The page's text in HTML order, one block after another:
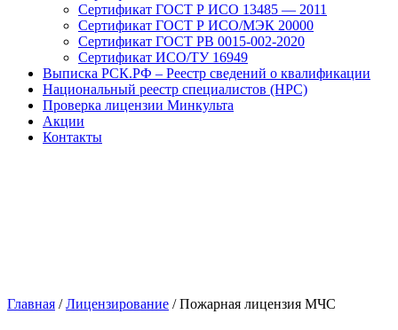
Сертификат ГОСТ Р ИСО 13485 — 2011
Сертификат ГОСТ Р ИСО/МЭК 20000
Сертификат ГОСТ РВ 0015-002-2020
Сертификат ИСО/ТУ 16949
Выписка РСК.РФ – Реестр сведений о квалификации
Национальный реестр специалистов (НРС)
Проверка лицензии Минкульта
Акции
Контакты
Главная /Лицензирование /Пожарная лицензия МЧС